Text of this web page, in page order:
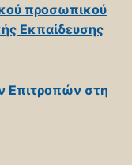
προσωπικού
Εκπαίδευσης
Επιτροπών στη